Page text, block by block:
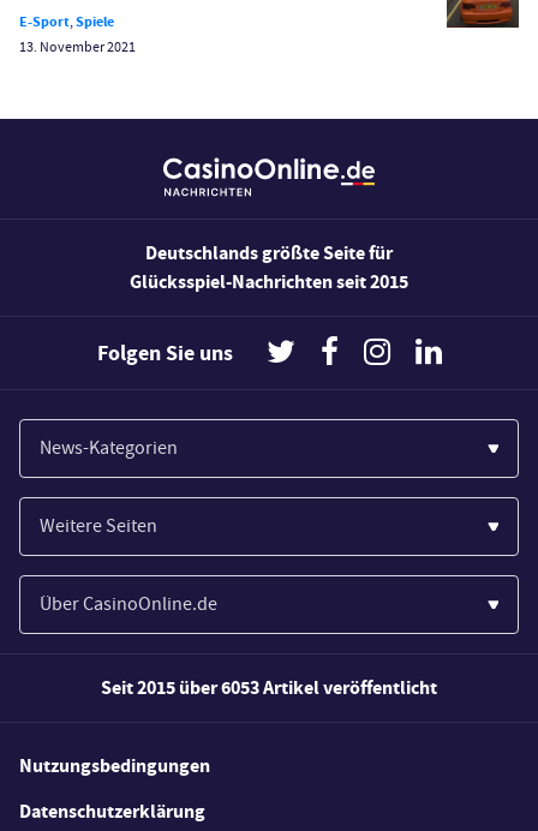
Wirtschaft
E-Sport,Spiele
13. November 2021
Deutschlands größte Seite für
Glücksspiel-Nachrichten seit 2015
Folgen Sie uns
News-Kategorien
Casinos
Wirtschaft
Spiele
Weitere Seiten
Paypal Casinos
Novoline Casinos
Merkur Casinos
Casino Testberichte
Casino Bonus Angebote
Über CasinoOnline.de
Wie wir bewerten
FAQs
Seit 2015 über 6053 Artikel veröffentlicht
Nutzungsbedingungen
Datenschutzerklärung